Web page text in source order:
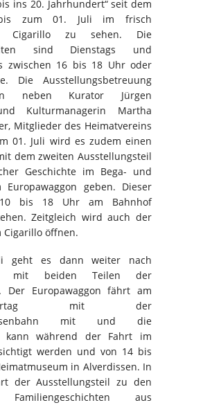
ins 20. Jahrhundert“ seit dem
zum 01. Juli im frisch
Cigarillo zu sehen. Die
sind Dienstags und
zwischen 16 bis 18 Uhr oder
Die Ausstellungsbetreuung
neben Kurator Jürgen
Kulturmanagerin Martha
Mitglieder des Heimatvereins
01. Juli wird es zudem einen
dem zweiten Ausstellungsteil
Geschichte im Bega- und
Europawaggon geben. Dieser
bis 18 Uhr am Bahnhof
Zeitgleich wird auch der
Cigarillo öffnen.
geht es dann weiter nach
mit beiden Teilen der
Der Europawaggon fährt am
mit der
mit und die
kann während der Fahrt im
werden und von 14 bis
in Alverdissen. In
der Ausstellungsteil zu den
Familiengeschichten aus